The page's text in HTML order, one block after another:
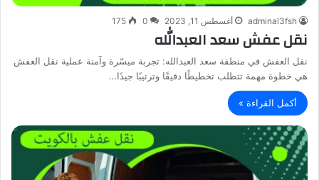
adminal3fsh أغسطس 11, 2023 0
175
نقل عفش سعد العبدالله
نقل العفش في منطقة سعد العبدالله: تجربة ميسّرة وآمنة عملية نقل العفش
هي خطوة مهمة تتطلب تخطيطًا دقيقًا وترتيبًا جيدًا…
أكمل القراءة »